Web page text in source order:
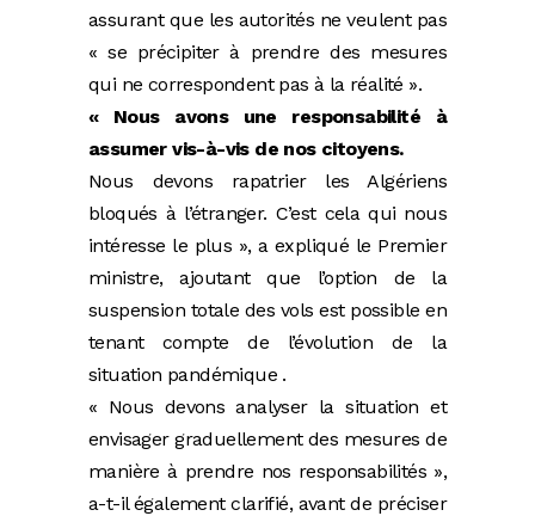
assurant que les autorités ne veulent pas
« se précipiter à prendre des mesures
qui ne correspondent pas à la réalité ».
« Nous avons une responsabilité à
assumer vis-à-vis de nos citoyens.
Nous devons rapatrier les Algériens
bloqués à l’étranger. C’est cela qui nous
intéresse le plus », a expliqué le Premier
ministre, ajoutant que l’option de la
suspension totale des vols est possible en
tenant compte de l’évolution de la
situation pandémique .
« Nous devons analyser la situation et
envisager graduellement des mesures de
manière à prendre nos responsabilités »,
a-t-il également clarifié, avant de préciser